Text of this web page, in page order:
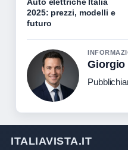
2025: prezzi, modelli e
futuro
Giorgio
ITALIAVISTA.IT